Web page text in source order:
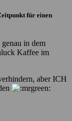
für einen
in dem
Kaffee im
aber ICH